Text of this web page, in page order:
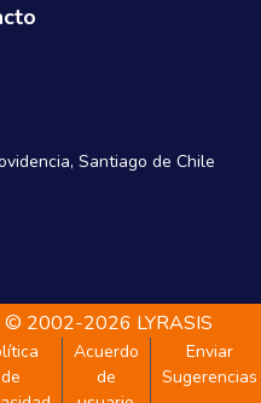
Santiago de Chile
© 2002-2026 LYRASIS
de
Acuerdo
de
Enviar
Sugerencias